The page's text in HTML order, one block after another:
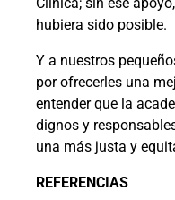
Clínica; sin ese
hubiera sido posible.
Y a nuestros
por ofrecerles una
entender que la
dignos y
una más justa y
REFERENCIAS